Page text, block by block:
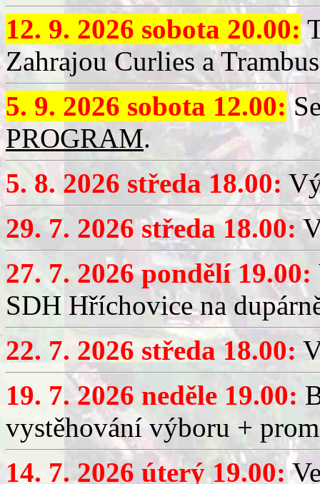
12. 9. 2026 sobota 20.00:
Zahrajou Curlies a
5. 9. 2026 sobota 12.00:
PROGRAM.
5. 8. 2026 středa 18.00:
29. 7. 2026 středa 18.00:
27. 7. 2026 pondělí 19.00:
SDH Hříchovice na
22. 7. 2026 středa 18.00:
19. 7. 2026 neděle 19.00:
vystěhování výboru +
14. 7. 2026 úterý 19.00: